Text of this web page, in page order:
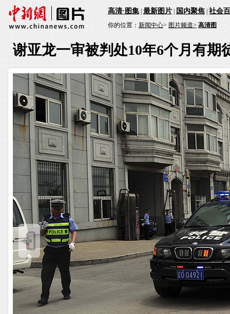
高清·图集|最新图片|国内聚焦|社会
你的位置：新闻中心>图片频道> 高清图
谢亚龙一审被判处10年6个月有期